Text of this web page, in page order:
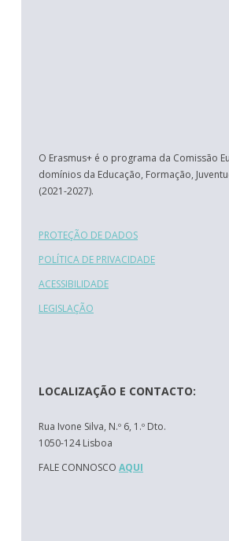
O Erasmus+ é o programa da Comissão
domínios da Educação, Formação,
(2021-2027).
PROTEÇÃO DE DADOS
POLÍTICA DE PRIVACIDADE
ACESSIBILIDADE
LEGISLAÇÃO
LOCALIZAÇÃO E CONTACTO:
Rua Ivone Silva, N.º 6, 1.º Dto.
1050-124 Lisboa
FALE CONNOSCO AQUI